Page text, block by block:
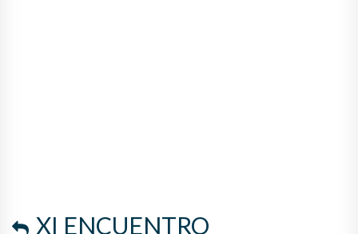
XI ENCUENTRO